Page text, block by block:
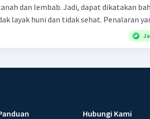
dan lembab. Jadi, dapat dikatakan
dan tidak sehat. Penalaran yang digunakan
adalah . . . .
Hubungi Kami